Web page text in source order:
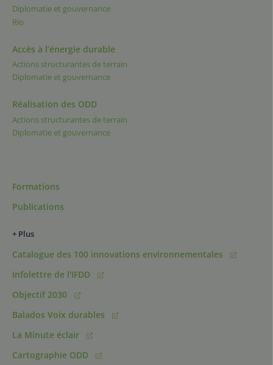
Diplomatie et gouvernance
Rio
Accès à l’énergie durable
Actions structurantes de terrain
Diplomatie et gouvernance
Réalisation des ODD
Actions structurantes de terrain
Diplomatie et gouvernance
Formations
Publications
+ Plus
Catalogue des 100 innovations environnementales
Infolettre de l'IFDD
Objectif 2030
Balados Voix durables
La Minute éclair
Cartographie ODD